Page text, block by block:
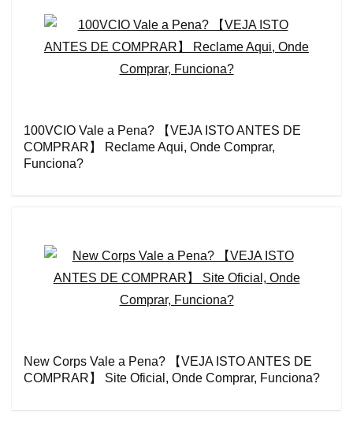
100VCIO Vale a Pena? 【VEJA ISTO ANTES DE
COMPRAR】 Reclame Aqui, Onde Comprar,
Funciona?
New Corps Vale a Pena? 【VEJA ISTO ANTES DE
COMPRAR】 Site Oficial, Onde Comprar, Funciona?